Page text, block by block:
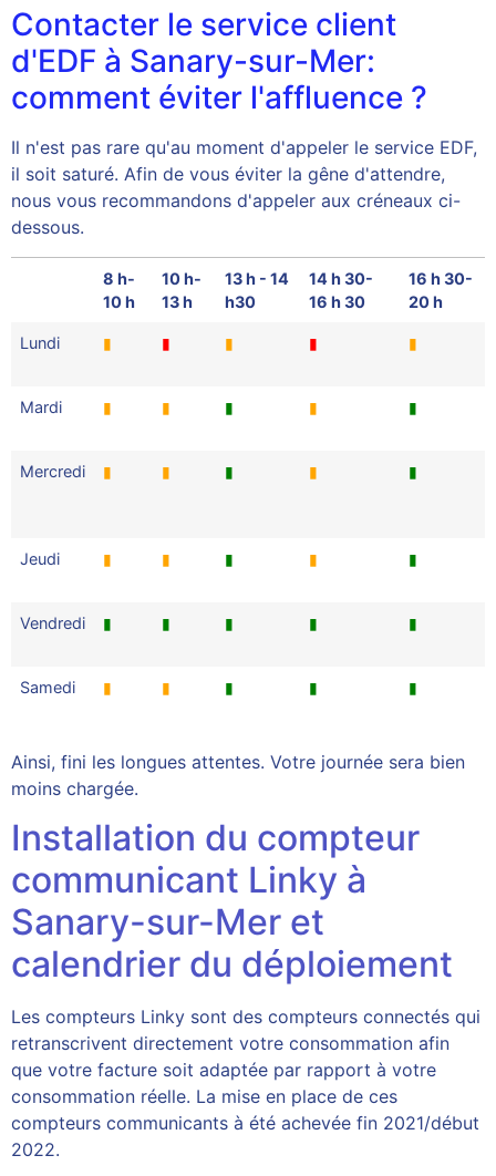
Contacter le service client
d'EDF à Sanary-sur-Mer:
comment éviter l'affluence ?
Il n'est pas rare qu'au moment d'appeler le service EDF,
il soit saturé. Afin de vous éviter la gêne d'attendre,
nous vous recommandons d'appeler aux créneaux ci-
dessous.
8 h-
10 h
10 h-
13 h
13 h - 14
h30
14 h 30-
16 h 30
16 h 30-
20 h
Lundi ▮ ▮ ▮ ▮ ▮
Mardi ▮ ▮ ▮ ▮ ▮
Mercredi ▮ ▮ ▮ ▮ ▮
Jeudi ▮ ▮ ▮ ▮ ▮
Vendredi ▮ ▮ ▮ ▮ ▮
Samedi ▮ ▮ ▮ ▮ ▮
Ainsi, fini les longues attentes. Votre journée sera bien
moins chargée.
Installation du compteur
communicant Linky à
Sanary-sur-Mer et
calendrier du déploiement
Les compteurs Linky sont des compteurs connectés qui
retranscrivent directement votre consommation afin
que votre facture soit adaptée par rapport à votre
consommation réelle. La mise en place de ces
compteurs communicants à été achevée fin 2021/début
2022.